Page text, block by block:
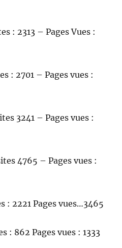
: 2313 – Pages Vues :
: 2701 – Pages vues :
3241 – Pages vues :
4765 – Pages vues :
2221 Pages vues…3465
: 862 Pages vues : 1333